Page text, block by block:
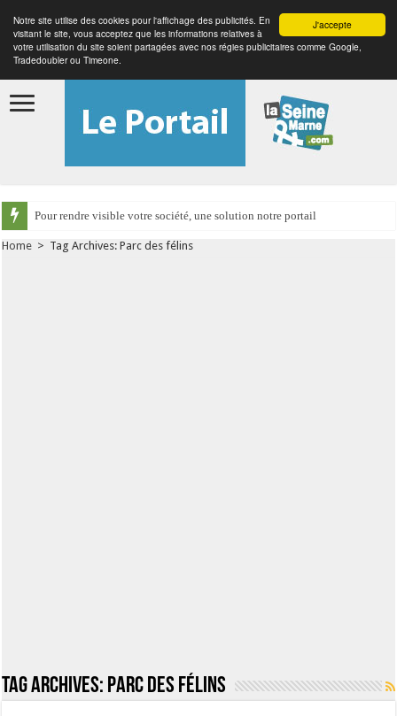
J'accepte
Notre site utilise des cookies pour l'affichage des publicités. En
visitant le site, vous acceptez que les informations relatives à
votre utilisation du site soient partagées avec nos régies publicitaires comme Google,
Tradedoubler ou Timeone.
Pour rendre visible votre société, une solution notre portail
Home > Tag Archives: Parc des félins
Tag Archives: Parc des félins